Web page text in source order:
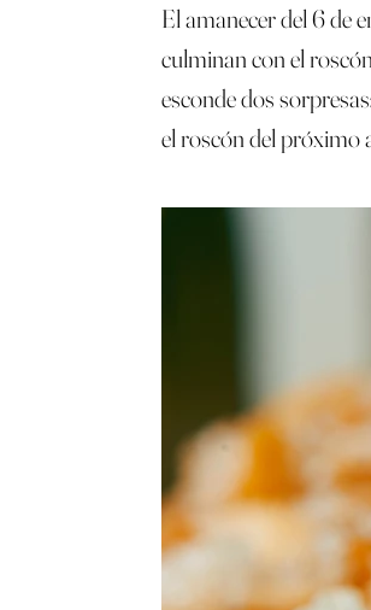
El amanecer del 6 de
culminan con el
esconde dos
el roscón del próximo